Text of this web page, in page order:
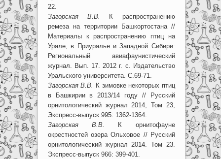
22.
Загорская В.В.
К распространению
ремеза на территории Башкортостана //
Материалы к распространению птиц на
Урале, в Приуралье и Западной Сибири:
Региональный авиафаунистический
журнал. Вып. 17. 2012 г. с. Издательство
Уральского университета. С.69-71.
Загорская В.В. К зимовке некоторых птиц
в Башкирии в 2013/14 году // Русский
орнитологический журнал 2014, Том 23,
Экспресс-выпуск 995: 1362-1364.
Загорская В.В.
К орнитофауне
окрестностей озера Ольховое // Русский
орнитологический журнал 2014. Том 23.
Экспресс-выпуск 966: 399-401.